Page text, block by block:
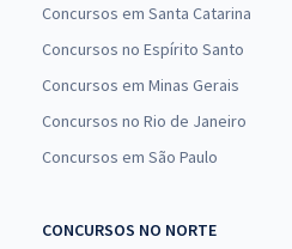
Concursos em Santa Catarina
Concursos no Espírito Santo
Concursos em Minas Gerais
Concursos no Rio de Janeiro
Concursos em São Paulo
CONCURSOS NO NORTE